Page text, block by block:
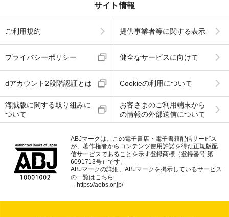
サイト情報
ご利用規約 提供事業者等に関する表示
プライバシーポリシー 健全なサービスに向けて
dアカウント2段階認証とは Cookieの利用について
海賊版に関する取り組みに
ついて
お客さまのご利用端末から
の情報の外部送信について
ABJマークは、この電子書店・電子書籍配信サービス
が、著作権者からコンテンツ使用許諾を得た正規版配
信サービスであることを示す登録商標（登録番号 第
6091713号）です。
ABJマークの詳細、ABJマークを掲示しているサービス
の一覧はこちら
→https://aebs.or.jp/